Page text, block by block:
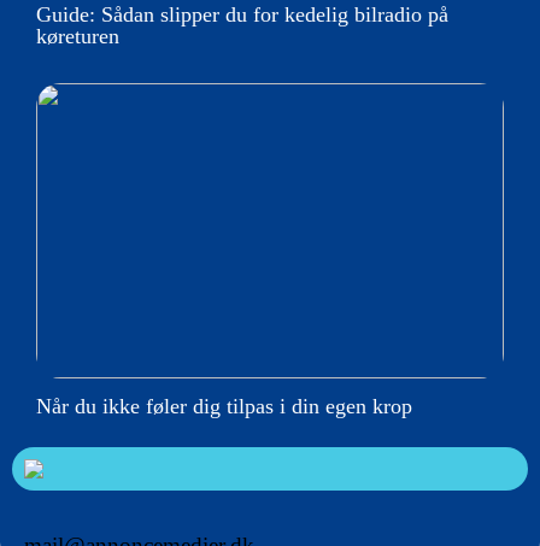
Guide: Sådan slipper du for kedelig bilradio på
køreturen
Når du ikke føler dig tilpas i din egen krop